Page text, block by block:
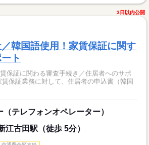
3日以内公開
韓国語使用！家賃保証に関す
ト
保証に関わる審査手続き／住居者へのサポ
保証業務に対して、住居者の申込書（韓国
（テレフォンオペレーター）
江古田駅（徒歩 5分）